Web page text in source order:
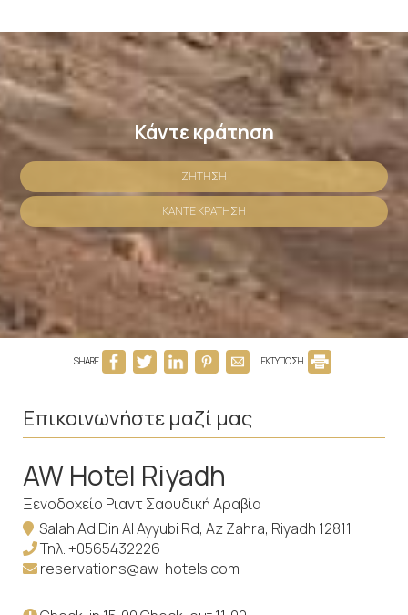
Κάντε κράτηση
ΖΉΤΗΣΗ
ΚΆΝΤΕ ΚΡΆΤΗΣΗ
SHARE ΕΚΤΥΠΩΣΗ
Επικοινωνήστε μαζί μας
AW Hotel Riyadh
Ξενοδοχείο Ριαντ Σαουδική Αραβία
Salah Ad Din Al Ayyubi Rd, Az Zahra, Riyadh 12811
Τηλ.+0565432226
reservations@aw-hotels.com